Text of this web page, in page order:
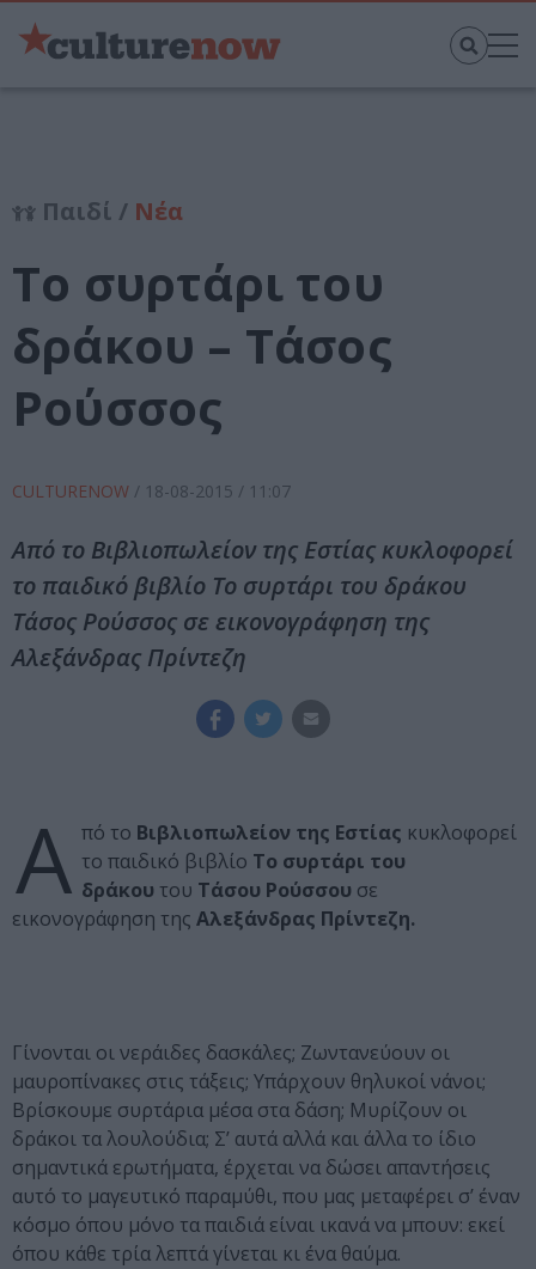
Παιδί / Νέα
Το συρτάρι του
δράκου – Τάσος
Ρούσσος
CULTURENOW / 18-08-2015 / 11:07
Από το Βιβλιοπωλείον της Εστίας κυκλοφορεί
το παιδικό βιβλίο Το συρτάρι του δράκου
Τάσος Ρούσσος σε εικονογράφηση της
Αλεξάνδρας Πρίντεζη
Α πό το Βιβλιοπωλείον της Εστίας κυκλοφορεί
το παιδικό βιβλίο Το συρτάρι του
δράκου του Τάσου Ρούσσου σε
εικονογράφηση της Αλεξάνδρας Πρίντεζη.
Γίνονται οι νεράιδες δασκάλες; Ζωντανεύουν οι
μαυροπίνακες στις τάξεις; Υπάρχουν θηλυκοί νάνοι;
Βρίσκουμε συρτάρια μέσα στα δάση; Μυρίζουν οι
δράκοι τα λουλούδια; Σ’ αυτά αλλά και άλλα το ίδιο
σημαντικά ερωτήματα, έρχεται να δώσει απαντήσεις
αυτό το μαγευτικό παραμύθι, που μας μεταφέρει σ’ έναν
κόσμο όπου μόνο τα παιδιά είναι ικανά να μπουν: εκεί
όπου κάθε τρία λεπτά γίνεται κι ένα θαύμα.